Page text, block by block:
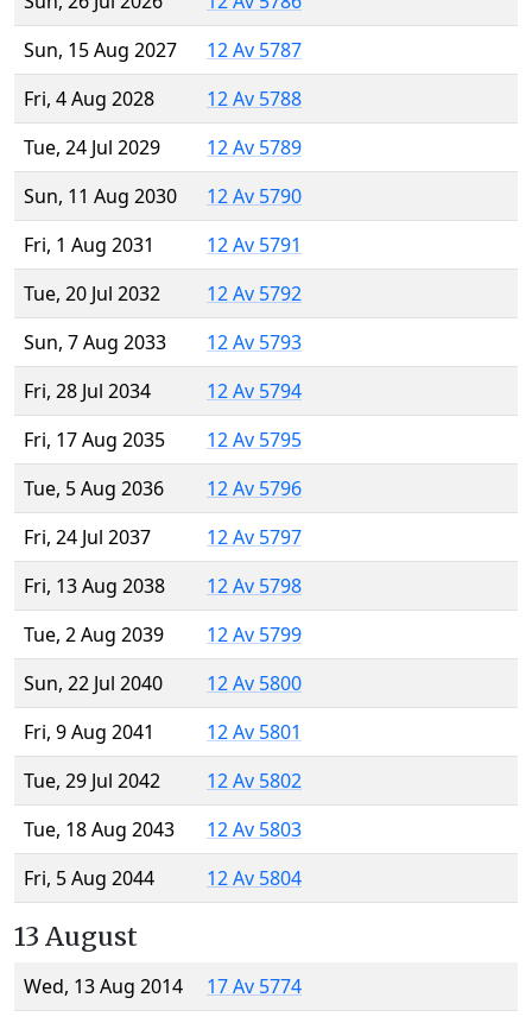
Sun, 15 Aug 2027
12 Av 5787
Fri, 4 Aug 2028
12 Av 5788
Tue, 24 Jul 2029
12 Av 5789
Sun, 11 Aug 2030
12 Av 5790
Fri, 1 Aug 2031
12 Av 5791
Tue, 20 Jul 2032
12 Av 5792
Sun, 7 Aug 2033
12 Av 5793
Fri, 28 Jul 2034
12 Av 5794
Fri, 17 Aug 2035
12 Av 5795
Tue, 5 Aug 2036
12 Av 5796
Fri, 24 Jul 2037
12 Av 5797
Fri, 13 Aug 2038
12 Av 5798
Tue, 2 Aug 2039
12 Av 5799
Sun, 22 Jul 2040
12 Av 5800
Fri, 9 Aug 2041
12 Av 5801
Tue, 29 Jul 2042
12 Av 5802
Tue, 18 Aug 2043
12 Av 5803
Fri, 5 Aug 2044
12 Av 5804
13 August
Wed, 13 Aug 2014
17 Av 5774